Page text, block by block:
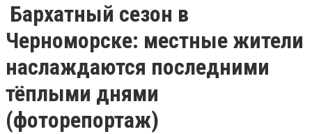
Бархатный сезон в
Черноморске: местные жители
наслаждаются последними
тёплыми днями
(фоторепортаж)